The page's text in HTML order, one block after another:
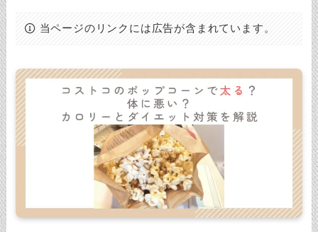
当ページのリンクには広告が含まれています。